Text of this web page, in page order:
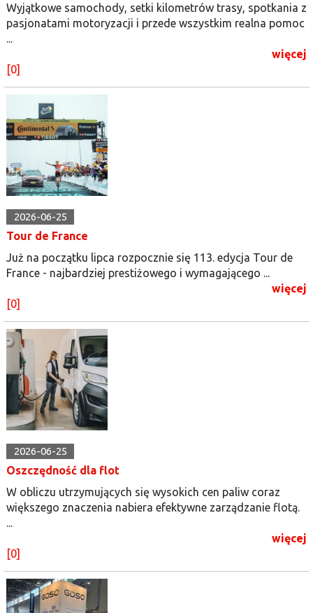
Wyjątkowe samochody, setki kilometrów trasy, spotkania z
pasjonatami motoryzacji i przede wszystkim realna pomoc
...
więcej
[0]
2026-06-25
Tour de France
Już na początku lipca rozpocznie się 113. edycja Tour de
France - najbardziej prestiżowego i wymagającego ...
więcej
[0]
2026-06-25
Oszczędność dla flot
W obliczu utrzymujących się wysokich cen paliw coraz
większego znaczenia nabiera efektywne zarządzanie flotą.
...
więcej
[0]